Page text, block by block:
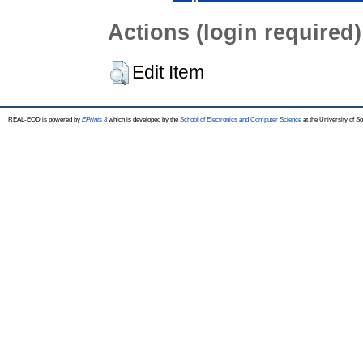
Actions (login required)
Edit Item
REAL-EOD is powered by EPrints 3which is developed by the School of Electronics and Computer Science at the University of